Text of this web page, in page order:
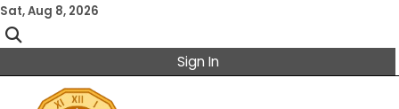
Skip
to
content
Sat, Aug 8, 2026
Sign In